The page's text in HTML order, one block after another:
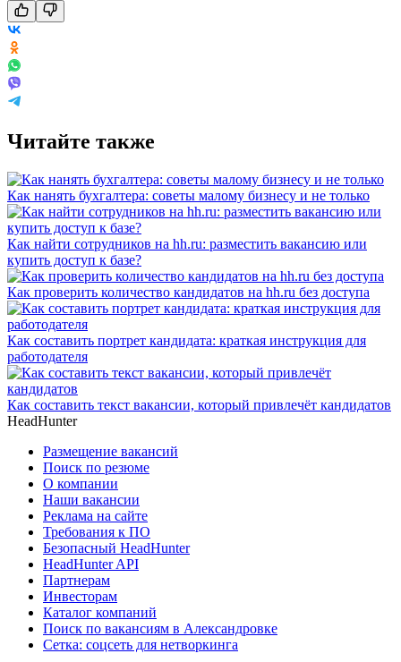
Читайте также
Как нанять бухгалтера: советы малому бизнесу и не только
Как найти сотрудников на hh.ru: разместить вакансию или
купить доступ к базе?
Как проверить количество кандидатов на hh.ru без доступа
Как составить портрет кандидата: краткая инструкция для
работодателя
Как составить текст вакансии, который привлечёт кандидатов
HeadHunter
Размещение вакансий
Поиск по резюме
О компании
Наши вакансии
Реклама на сайте
Требования к ПО
Безопасный HeadHunter
HeadHunter API
Партнерам
Инвесторам
Каталог компаний
Поиск по вакансиям в Александровке
Сетка: соцсеть для нетворкинга